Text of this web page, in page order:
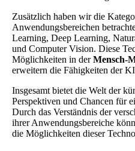
Zusätzlich haben wir die
Anwendungsbereichen
Learning, Deep Learning,
und Computer Vision. Diese
Möglichkeiten in derMensch-
erweitern die Fähigkeiten der
Insgesamt bietet die Welt der
Perspektiven und Chancen für
Durch das Verständnis der
ihrer Anwendungsbereiche
die Möglichkeiten dieser